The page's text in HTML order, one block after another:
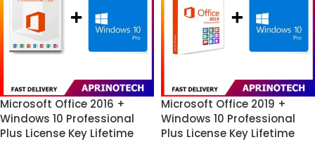
Microsoft Office 2016 +
Windows 10 Professional
Plus License Key Lifetime
Microsoft Office 2019 +
Windows 10 Professional
Plus License Key Lifetime